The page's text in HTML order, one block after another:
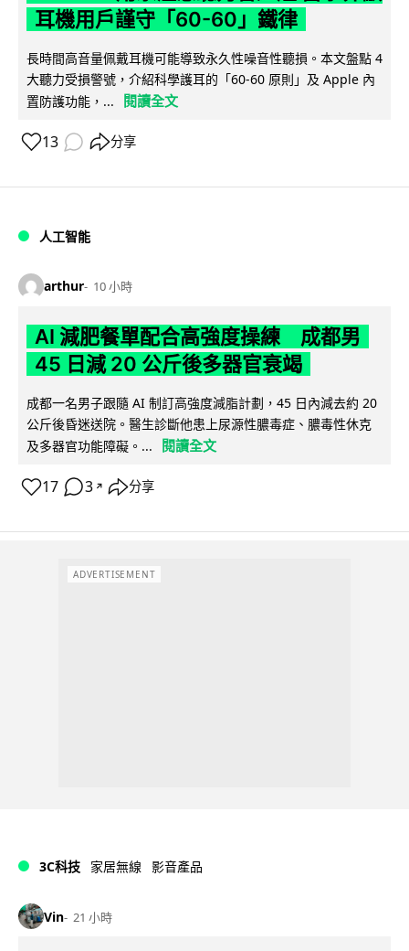
耳機用戶謹守「60-60」鐵律
長時間高音量佩戴耳機可能導致永久性噪音性聽損。本文盤點 4
大聽力受損警號，介紹科學護耳的「60-60 原則」及 Apple 內
置防護功能，...
閱讀全文
13 分享
人工智能
arthur 10 小時
AI 減肥餐單配合高強度操練 成都男
45 日減 20 公斤後多器官衰竭
成都一名男子跟隨 AI 制訂高強度減脂計劃，45 日內減去約 20
公斤後昏迷送院。醫生診斷他患上尿源性膿毒症、膿毒性休克
及多器官功能障礙。...
閱讀全文
17 3 ↗ 分享
ADVERTISEMENT
3C科技 家居無線 影音產品
Vin 21 小時